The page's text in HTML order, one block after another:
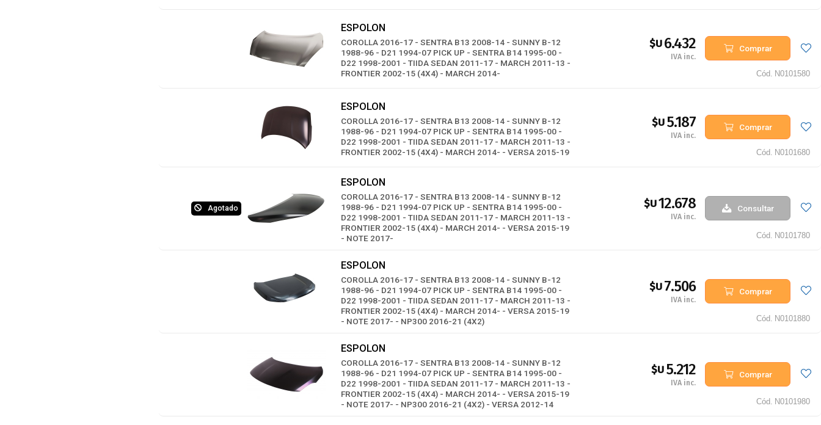
ESPOLON
COROLLA 2016-17 - SENTRA B13 2008-14 - SUNNY B-12
1988-96 - D21 1994-07 PICK UP - SENTRA B14 1995-00 -
D22 1998-2001 - TIIDA SEDAN 2011-17 - MARCH 2011-13 -
FRONTIER 2002-15 (4X4) - MARCH 2014-
$U6.432
IVA inc.
Comprar
Cód. N0101580
ESPOLON
COROLLA 2016-17 - SENTRA B13 2008-14 - SUNNY B-12
1988-96 - D21 1994-07 PICK UP - SENTRA B14 1995-00 -
D22 1998-2001 - TIIDA SEDAN 2011-17 - MARCH 2011-13 -
FRONTIER 2002-15 (4X4) - MARCH 2014- - VERSA 2015-19
$U5.187
IVA inc.
Comprar
Cód. N0101680
Agotado
ESPOLON
COROLLA 2016-17 - SENTRA B13 2008-14 - SUNNY B-12
1988-96 - D21 1994-07 PICK UP - SENTRA B14 1995-00 -
D22 1998-2001 - TIIDA SEDAN 2011-17 - MARCH 2011-13 -
FRONTIER 2002-15 (4X4) - MARCH 2014- - VERSA 2015-19
- NOTE 2017-
$U12.678
IVA inc.
Consultar
Cód. N0101780
ESPOLON
COROLLA 2016-17 - SENTRA B13 2008-14 - SUNNY B-12
1988-96 - D21 1994-07 PICK UP - SENTRA B14 1995-00 -
D22 1998-2001 - TIIDA SEDAN 2011-17 - MARCH 2011-13 -
FRONTIER 2002-15 (4X4) - MARCH 2014- - VERSA 2015-19
- NOTE 2017- - NP300 2016-21 (4X2)
$U7.506
IVA inc.
Comprar
Cód. N0101880
ESPOLON
COROLLA 2016-17 - SENTRA B13 2008-14 - SUNNY B-12
1988-96 - D21 1994-07 PICK UP - SENTRA B14 1995-00 -
D22 1998-2001 - TIIDA SEDAN 2011-17 - MARCH 2011-13 -
FRONTIER 2002-15 (4X4) - MARCH 2014- - VERSA 2015-19
- NOTE 2017- - NP300 2016-21 (4X2) - VERSA 2012-14
$U5.212
IVA inc.
Comprar
Cód. N0101980